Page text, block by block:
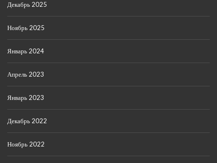
Декабрь 2025
Ноябрь 2025
Январь 2024
Апрель 2023
Январь 2023
Декабрь 2022
Ноябрь 2022